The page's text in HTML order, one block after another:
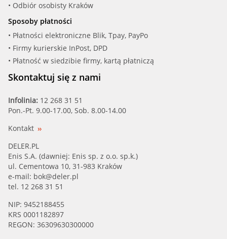
• Odbiór osobisty Kraków
Sposoby płatności
• Płatności elektroniczne Blik, Tpay, PayPo
• Firmy kurierskie InPost, DPD
• Płatność w siedzibie firmy, kartą płatniczą
Skontaktuj się z nami
Infolinia: 12 268 31 51
Pon.-Pt. 9.00-17.00, Sob. 8.00-14.00
Kontakt
DELER.PL
Enis S.A. (dawniej: Enis sp. z o.o. sp.k.)
ul. Cementowa 10, 31-983 Kraków
e-mail: bok@deler.pl
tel. 12 268 31 51
NIP: 9452188455
KRS 0001182897
REGON: 36309630300000